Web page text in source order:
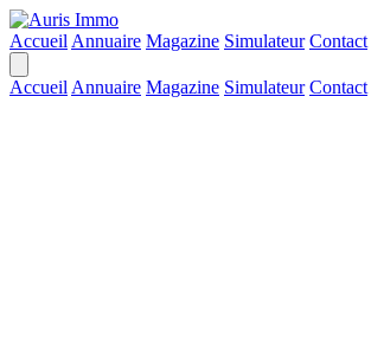
Accueil Annuaire Magazine Simulateur Contact
Accueil Annuaire Magazine Simulateur Contact